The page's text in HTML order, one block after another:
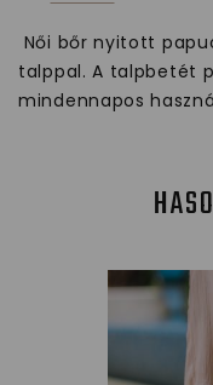
Női bőr nyitott
talppal. A talpbetét
mindennapos